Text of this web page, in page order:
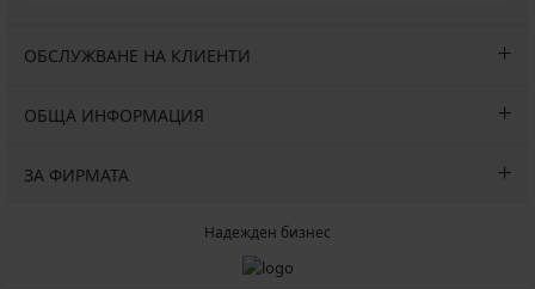
ОБСЛУЖВАНЕ НА КЛИЕНТИ
ОБЩА ИНФОРМАЦИЯ
ЗА ФИРМАТА
Надежден бизнес